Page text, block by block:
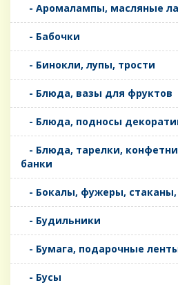
- Аромалампы, масляные
- Бабочки
- Бинокли, лупы, трости
- Блюда, вазы для фруктов
- Блюда, подносы
- Блюда, тарелки,
банки
- Бокалы, фужеры, стаканы,
- Будильники
- Бумага, подарочные
- Бусы